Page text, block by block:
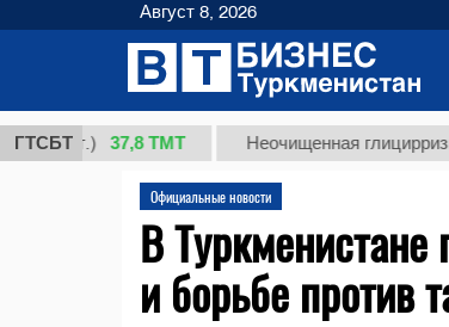
ГТСБТ37,8 ТМТ Неочищенная глицирризиновая
Официальные новости
В Туркменистане
и борьбе против
Август 8, 2026